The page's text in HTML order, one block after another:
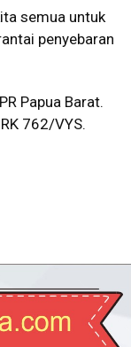
semua untuk
penyebaran
Papua Barat.
762/VYS.